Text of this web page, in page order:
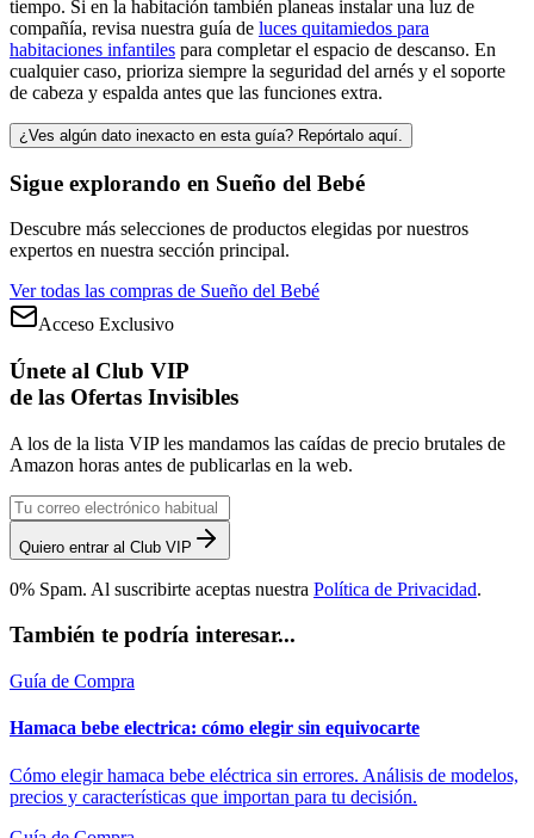
tiempo. Si en la habitación también planeas instalar una luz de
compañía, revisa nuestra guía de luces quitamiedos para
habitaciones infantiles para completar el espacio de descanso. En
cualquier caso, prioriza siempre la seguridad del arnés y el soporte
de cabeza y espalda antes que las funciones extra.
¿Ves algún dato inexacto en esta guía? Repórtalo aquí.
Sigue explorando en Sueño del Bebé
Descubre más selecciones de productos elegidas por nuestros
expertos en nuestra sección principal.
Ver todas las compras de Sueño del Bebé
Acceso Exclusivo
Únete al Club VIP
de las Ofertas Invisibles
A los de la lista VIP les mandamos las caídas de precio brutales de
Amazon horas antes de publicarlas en la web.
Quiero entrar al Club VIP
0% Spam. Al suscribirte aceptas nuestra Política de Privacidad.
También te podría interesar...
Guía de Compra
Hamaca bebe electrica: cómo elegir sin equivocarte
Cómo elegir hamaca bebe eléctrica sin errores. Análisis de modelos,
precios y características que importan para tu decisión.